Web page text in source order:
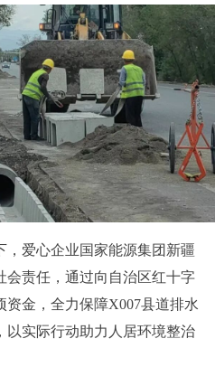
，爱心企业国家能源集团新疆
会责任，通过向自治区红十字
资金，全力保障X007县道排水
以实际行动助力人居环境整治